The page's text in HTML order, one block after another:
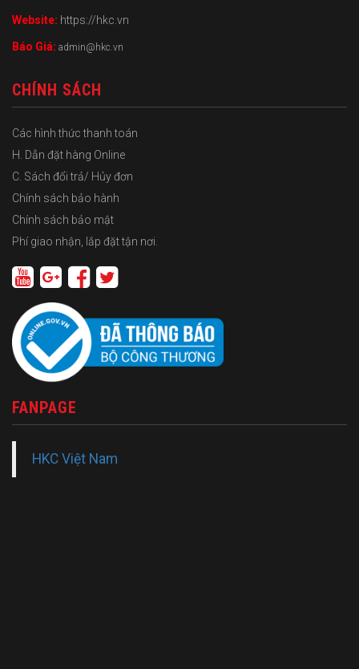
Website: https://hkc.vn
Báo Giá: admin@hkc.vn
CHÍNH SÁCH
Các hình thức thanh toán
H. Dẫn đặt hàng Online
C. Sách đổi trả/ Hủy đơn
Chính sách bảo hành
Chính sách bảo mật
Phí giao nhận, lắp đặt tận nơi.
FANPAGE
HKC Việt Nam